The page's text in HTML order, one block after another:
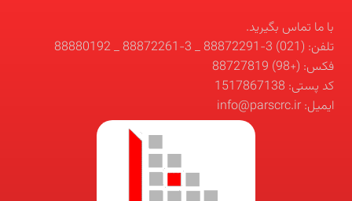
با ما تماس بگیرید.
تلفن: (021) 3-88872291 _ 3-88872261 _ 88880192
فکس: (+98) 88727819
کد پستی: 1517867138
ایمیل: info@parscrc.ir